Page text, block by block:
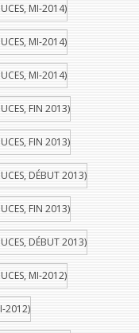
MI-2014)
MI-2014)
MI-2014)
FIN 2013)
FIN 2013)
DÉBUT 2013)
FIN 2013)
DÉBUT 2013)
MI-2012)
2012)